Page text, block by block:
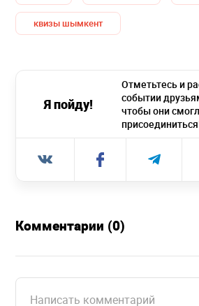
квизы шымкент
Я пойду!
Отметьтесь и
событии
чтобы они
Комментарии (0)